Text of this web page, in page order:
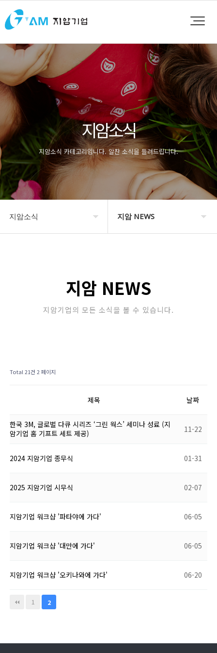
지암소식
지암소식 카테고리입니다. 알찬 소식을 들려드립니다.
지암소식 지암 NEWS
지암 NEWS
지암기업의 모든 소식을 볼 수 있습니다.
Total 21건 2 페이지
제목 날짜
한국 3M, 글로벌 다큐 시리즈 ‘그린 웍스’ 세미나 성료 (지
암기업 홈 기프트 세트 제공)
11-22
2024 지암기업 종무식 01-31
2025 지암기업 시무식 02-07
지암기업 워크샵 '파타야에 가다' 06-05
지암기업 워크샵 '대만에 가다' 06-05
지암기업 워크샵 '오키나와에 가다' 06-20
1 2